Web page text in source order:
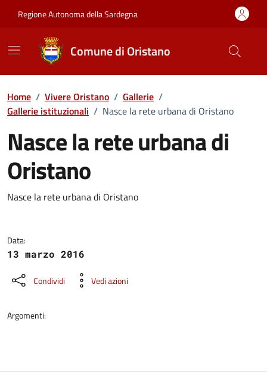
Regione Autonoma della Sardegna
Comune di Oristano
Home / Vivere Oristano / Gallerie /
Gallerie istituzionali / Nasce la rete urbana di Oristano
Nasce la rete urbana di
Oristano
Dettaglio della galleria di
Nasce la rete urbana di Oristano
Data:
13 marzo 2016
Condividi Vedi azioni
Argomenti: